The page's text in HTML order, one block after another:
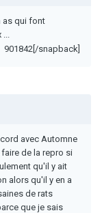
as qui font
...
901842[/snapback]
avec Automne
de la repro si
qu'il y ait
alors qu'il y en a
de rats
que je sais